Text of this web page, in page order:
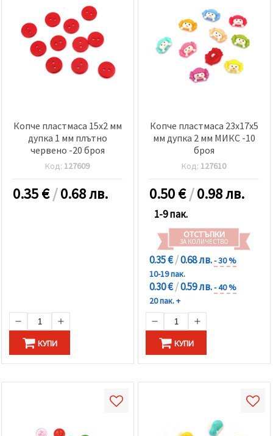
Копче пластмаса 15x2 мм
дупка 1 мм плътно
червено -20 броя
Код: 127609
0.35€/0.68 лв.
КУПИ
Копче пластмаса 23x17x5
мм дупка 2 мм МИКС -10
броя
Код: 127610
0.50€/0.98 лв.
1-9 пак.
ОТСТЪПКИ
ЗА КОЛИЧЕСТВО
0.35 €/0.68 лв.- 30 %
10-19 пак.
0.30 €/0.59 лв.- 40 %
20 пак. +
КУПИ